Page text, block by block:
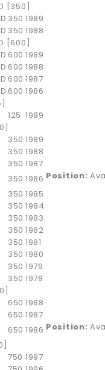
[350]
350 1989
350 1988
[600]
600 1989
600 1988
600 1987
600 1986
125 1989
350 1989
350 1988
350 1987
350 1986 Position:
350 1985
350 1984
350 1983
350 1982
350 1981
350 1980
350 1979
350 1978
650 1988
650 1987
650 1986 Position:
750 1997